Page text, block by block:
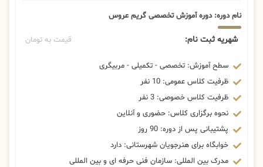
نام دوره: دوره آموزش تخصصی گریم عروس
شهریه ثبت نام: قیمت به تومان
سطح آموزش: تخصصی - تکمیلی - مربیگری
ظرفیت کلاس عمومی: 10 نفر
ظرفیت کلاس خصوصی: 3 نفر
نحوه برگزاری کلاس: حضوری و آنلاین
پشتیبانی پس از دوره: 90 روز
خوابگاه برای هنرجویان شهرستانی: دارد
مدرک بین المللی: سازمان فنی حرفه ای و بین المللی